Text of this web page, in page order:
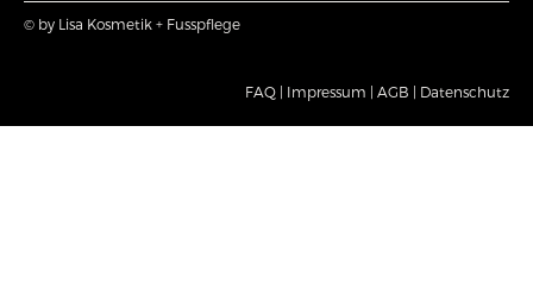
© by Lisa Kosmetik + Fusspflege
FAQ | Impressum | AGB | Datenschutz